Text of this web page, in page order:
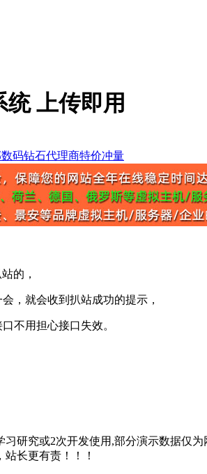
上传即用
的，
就会收到扒站成功的提示，
不用担心接口失效。
研究或2次开发使用,部分演示数据仅
长更有责！！！